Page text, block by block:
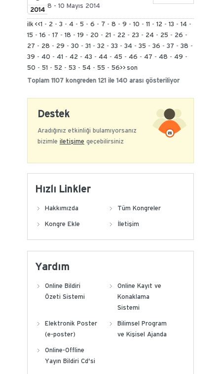
2014
8 - 10 Mayıs 2014
ilk <<1 - 2 - 3 - 4 - 5 - 6 - 7 - 8 - 9 - 10 - 11 - 12 - 13 - 14 -
15 - 16 - 17 - 18 - 19 - 20 - 21 - 22 - 23 - 24 - 25 - 26 -
27 - 28 - 29 - 30 - 31 - 32 - 33 - 34 - 35 - 36 - 37 - 38 -
39 - 40 - 41 - 42 - 43 - 44 - 45 - 46 - 47 - 48 - 49 -
50 - 51 - 52 - 53 - 54 - 55 - 56>> son
Toplam 1107 kongreden 121 ile 140 arası gösteriliyor
Destek
Aradığınız etkinliği bulamıyorsanız
bizimle iletişime geçebilirsiniz
Hızlı Linkler
Hakkımızda Tüm Kongreler
Kongre Ekle İletişim
Yardım
Online Bildiri
Özeti Sistemi
Online Kayıt ve
Konaklama
Sistemi
Elektronik Poster
(e-poster)
Bilimsel Program
ve Kişisel Ajanda
Online-Offline
Yayın Bildiri Cd'si